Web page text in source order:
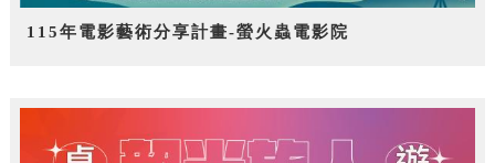
115年電影藝術分享計畫-螢火蟲電影院